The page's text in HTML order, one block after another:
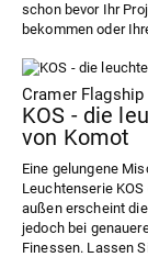
schon bevor Ihr
bekommen oder
Cramer Flagship
KOS - die
von Komot
Eine gelungene
Leuchtenserie
außen erscheint
jedoch bei
Finessen. Lassen